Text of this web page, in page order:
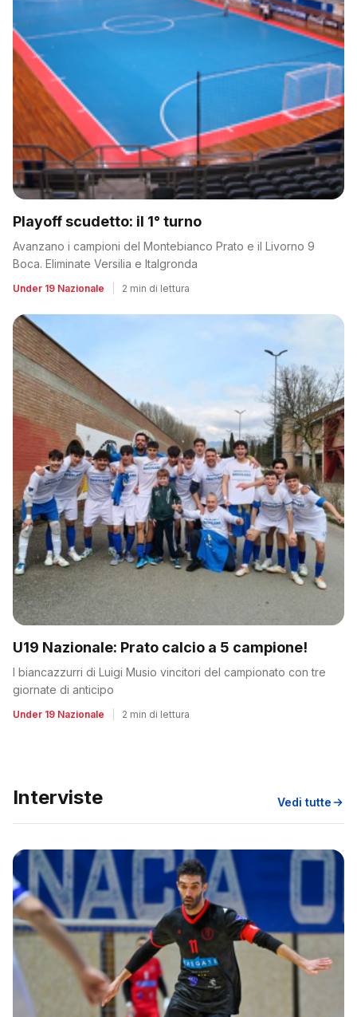
Playoff scudetto: il 1° turno
Avanzano i campioni del Montebianco Prato e il Livorno 9
Boca. Eliminate Versilia e Italgronda
Under 19 Nazionale 2 min di lettura
U19 Nazionale: Prato calcio a 5 campione!
I biancazzurri di Luigi Musio vincitori del campionato con tre
giornate di anticipo
Under 19 Nazionale 2 min di lettura
Interviste Vedi tutte